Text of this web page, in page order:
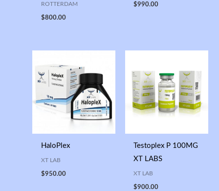
ROTTERDAM
$800.00
$990.00
HaloPlex
XT LAB
$950.00
Testoplex P 100MG
XT LABS
XT LAB
$900.00